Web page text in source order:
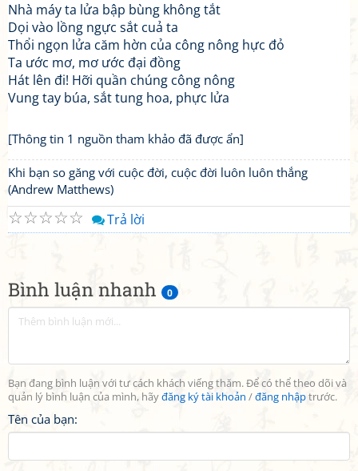
Bình luận nhanh 0
Bạn đang bình luận với tư cách khách viếng thăm. Để có thể theo dõi và
quản lý bình luận của mình, hãyđăng ký tài khoản /đăng nhậptrước.
Tên của bạn:
Nhà máy ta lửa bập bùng không tắt
Dọi vào lồng ngực sắt cuả ta
Thổi ngọn lửa căm hờn của công nông hực đỏ
Ta ước mơ, mơ ước đại đồng
Hát lên đi! Hỡi quần chúng công nông
Vung tay búa, sắt tung hoa, phực lửa
[Thông tin 1 nguồn tham khảo đã được ẩn]
Khi bạn so găng với cuộc đời, cuộc đời luôn luôn thắng
(Andrew Matthews)
☆
☆
☆
☆
☆ Trả lời